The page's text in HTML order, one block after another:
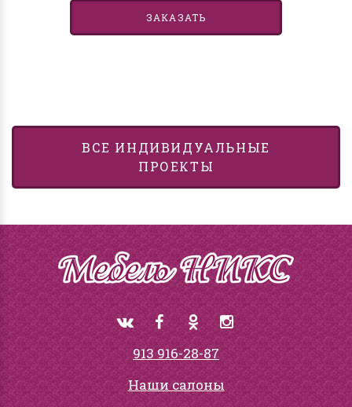
ЗАКАЗАТЬ
ВСЕ ИНДИВИДУАЛЬНЫЕ
ПРОЕКТЫ
913 916-28-87
Наши салоны